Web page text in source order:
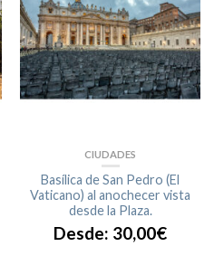
CIUDADES
Basílica de San Pedro (El
Vaticano) al anochecer vista
desde la Plaza.
Desde: 30,00€